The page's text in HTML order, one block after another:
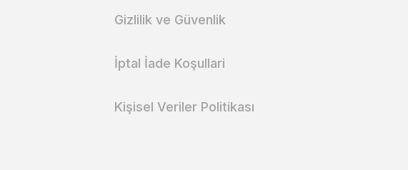
Gizlilik ve Güvenlik
İptal İade Koşullari
Kişisel Veriler Politikası